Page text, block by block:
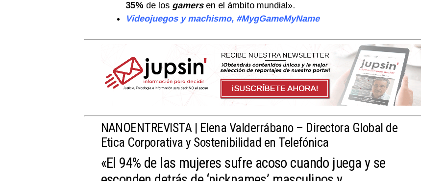
35% de los gamersen el ámbito mundial».
Videojuegos y machismo, #MygGameMyName
NANOENTREVISTA | Elena Valderrábano – Directora Global de
Etica Corporativa y Sostenibilidad en Telefónica
«El 94% de las mujeres sufre acoso cuando juega y se